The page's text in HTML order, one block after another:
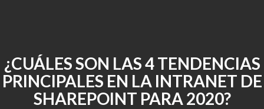
¿CUÁLES SON LAS 4 TENDENCIAS
PRINCIPALES EN LA INTRANET DE
SHAREPOINT PARA 2020?